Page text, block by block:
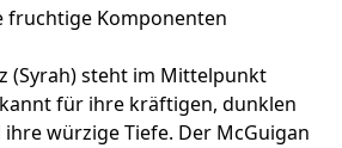
fruchtige Komponenten
(Syrah) steht im Mittelpunkt
für ihre kräftigen, dunklen
würzige Tiefe. Der McGuigan